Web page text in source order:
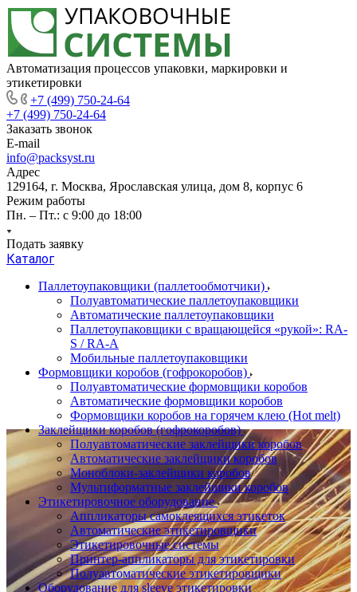
Автоматизация процессов упаковки, маркировки и
этикетировки
+7 (499) 750-24-64
+7 (499) 750-24-64
Заказать звонок
E-mail
info@packsyst.ru
Адрес
129164, г. Москва, Ярославская улица, дом 8, корпус 6
Режим работы
Пн. – Пт.: с 9:00 до 18:00
Подать заявку
Каталог
Паллетоупаковщики (паллетообмотчики)
Полуавтоматические паллетоупаковщики
Автоматические паллетоупаковщики
Паллетоупаковщики с вращающейся «рукой»: RA-
S / RA-A
Мобильные паллетоупаковщики
Формовщики коробов (гофрокоробов)
Полуавтоматические формовщики коробов
Автоматические формовщики коробов
Формовщики коробов на горячем клею (Hot melt)
Заклейщики коробов (гофрокоробов)
Полуавтоматические заклейщики коробов
Автоматические заклейщики коробов
Моноблоки-заклейщики коробов
Мультиформатные заклейщики коробов
Этикетировочное оборудование
Аппликаторы самоклеящихся этикеток
Автоматические этикетировщики
Этикетировочные системы
Принтер-аппликаторы для этикетировки
Полуавтоматические этикетировщики
Оборудование для sleeve этикетировки